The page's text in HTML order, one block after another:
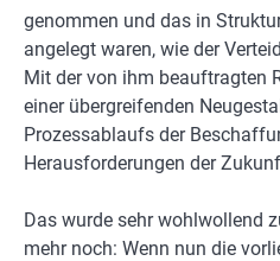
genommen und das in
angelegt waren, wie der
Mit der von ihm beauftragten
einer übergreifenden
Prozessablaufs der
Herausforderungen der
Das wurde sehr wohlwollend
mehr noch: Wenn nun die